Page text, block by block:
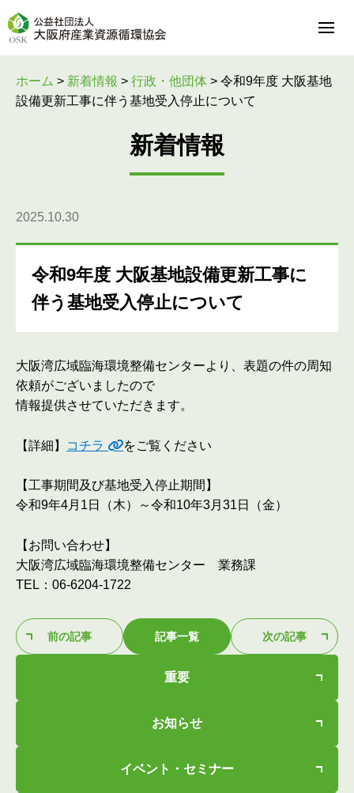
ホーム > 新着情報 > 行政・他団体 > 令和9年度 大阪基地
設備更新工事に伴う基地受入停止について
新着情報
2025.10.30
令和9年度 大阪基地設備更新工事に
伴う基地受入停止について
大阪湾広域臨海環境整備センターより、表題の件の周知
依頼がございましたので
情報提供させていただきます。
【詳細】 コチラ をご覧ください
【工事期間及び基地受入停止期間】
令和9年4月1日（木）～令和10年3月31日（金）
【お問い合わせ】
大阪湾広域臨海環境整備センター 業務課
TEL：06-6204-1722
前の記事 記事一覧 次の記事
重要
お知らせ
イベント・セミナー